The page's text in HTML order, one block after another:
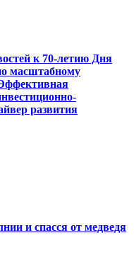
к 70-летию Дня
масштабному
развития
и спасся от медведя